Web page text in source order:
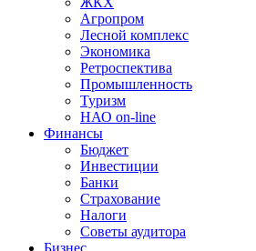
Агропром
Лесной комплекс
Экономика
Ретроспектива
Промышленность
Туризм
НАО on-line
Финансы
Бюджет
Инвестиции
Банки
Страхование
Налоги
Советы аудитора
Бизнес